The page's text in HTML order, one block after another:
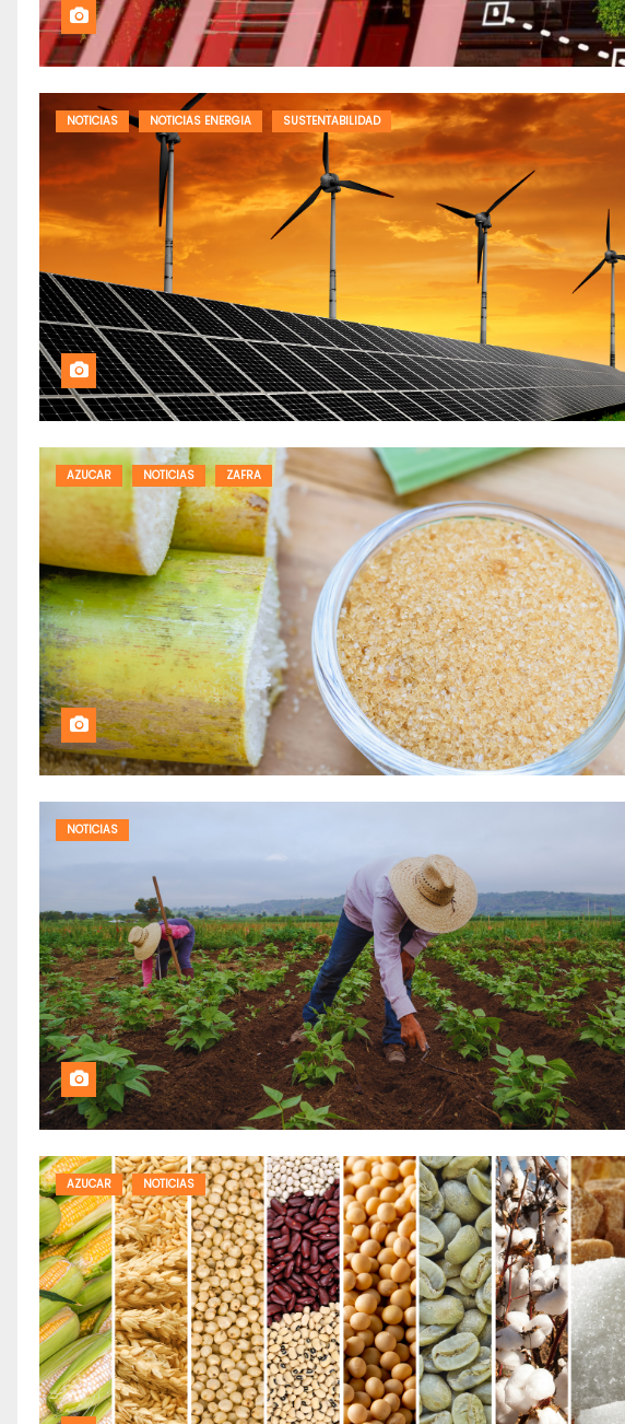
NOTICIAS NOTICIAS ENERGIA SUSTENTABILIDAD
AZUCAR NOTICIAS ZAFRA
NOTICIAS
AZUCAR NOTICIAS